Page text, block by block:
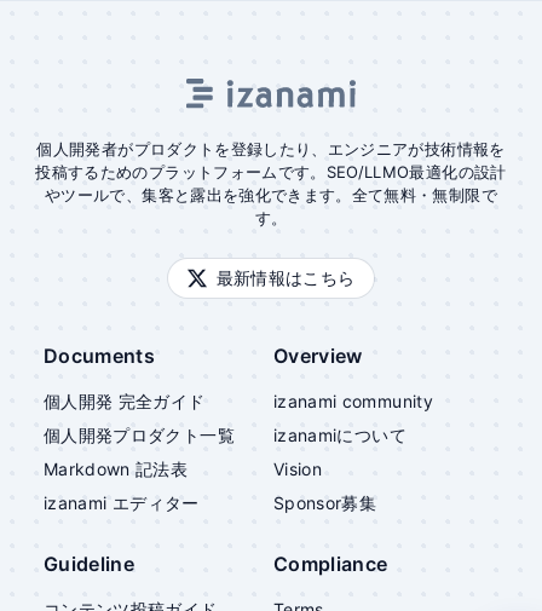
個人開発者がプロダクトを登録したり、エンジニアが技術情報を
投稿するためのプラットフォームです。SEO/LLMO最適化の設計
やツールで、集客と露出を強化できます。全て無料・無制限で
す。
最新情報はこちら
Documents
個人開発 完全ガイド
個人開発プロダクト一覧
Markdown 記法表
izanami エディター
Overview
izanami community
izanamiについて
Vision
Sponsor募集
Guideline Compliance